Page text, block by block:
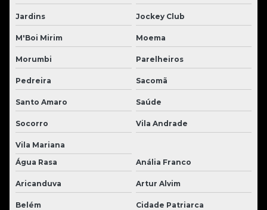
Jardins Jockey Club
M'Boi Mirim Moema
Morumbi Parelheiros
Pedreira Sacomã
Santo Amaro Saúde
Socorro Vila Andrade
Vila Mariana
Água Rasa
Anália Franco
Aricanduva Artur Alvim
Belém Cidade Patriarca